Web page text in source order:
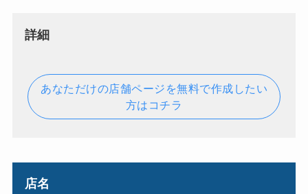
詳細
あなただけの店舗ページを無料で作成したい
方はコチラ
店名